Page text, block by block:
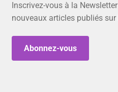
Inscrivez-vous à la
nouveaux articles publiés sur
Abonnez-vous